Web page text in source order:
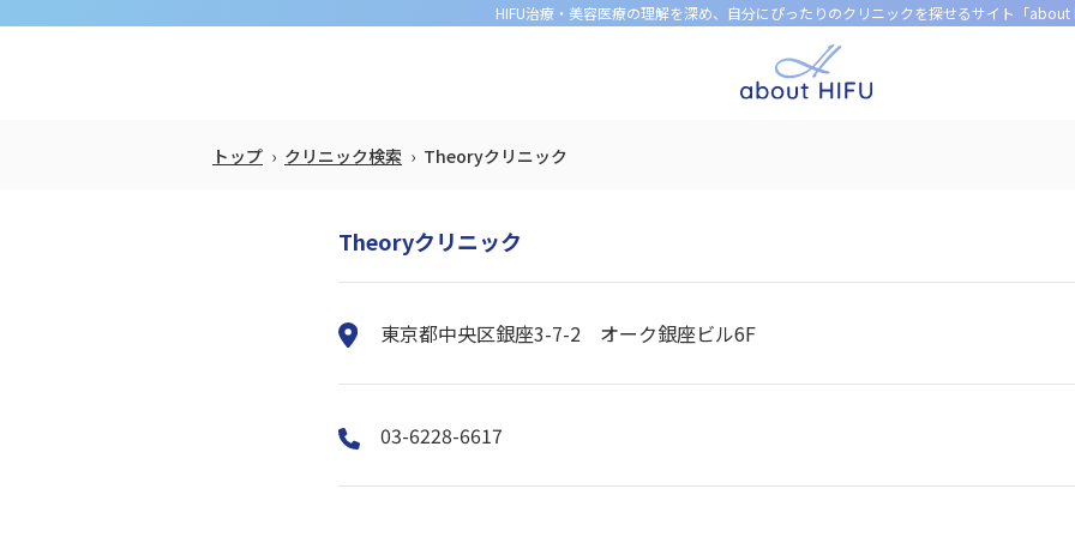
HIFU治療・美容医療の理解を深め、 自分にぴったりのクリニックを探せるサイト「about
トップ クリニック検索 Theoryクリニック
Theoryクリニック
東京都中央区銀座3-7-2 オーク銀座ビル6F
03-6228-6617